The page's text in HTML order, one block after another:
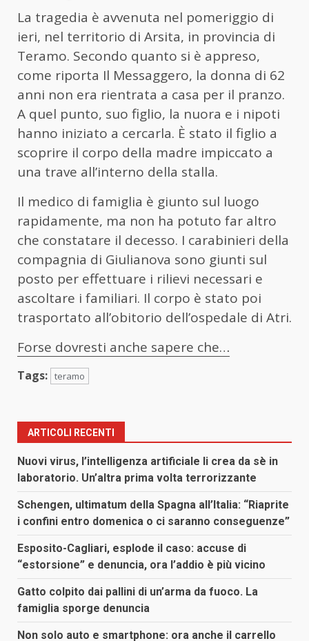
La tragedia è avvenuta nel pomeriggio di
ieri, nel territorio di Arsita, in provincia di
Teramo. Secondo quanto si è appreso,
come riporta Il Messaggero, la donna di 62
anni non era rientrata a casa per il pranzo.
A quel punto, suo figlio, la nuora e i nipoti
hanno iniziato a cercarla. È stato il figlio a
scoprire il corpo della madre impiccato a
una trave all’interno della stalla.
Il medico di famiglia è giunto sul luogo
rapidamente, ma non ha potuto far altro
che constatare il decesso. I carabinieri della
compagnia di Giulianova sono giunti sul
posto per effettuare i rilievi necessari e
ascoltare i familiari. Il corpo è stato poi
trasportato all’obitorio dell’ospedale di Atri.
Forse dovresti anche sapere che…
Tags: teramo
ARTICOLI RECENTI
Nuovi virus, l’intelligenza artificiale li crea da sè in
laboratorio. Un’altra prima volta terrorizzante
Schengen, ultimatum della Spagna all’Italia: “Riaprite
i confini entro domenica o ci saranno conseguenze”
Esposito-Cagliari, esplode il caso: accuse di
“estorsione” e denuncia, ora l’addio è più vicino
Gatto colpito dai pallini di un’arma da fuoco. La
famiglia sporge denuncia
Non solo auto e smartphone: ora anche il carrello